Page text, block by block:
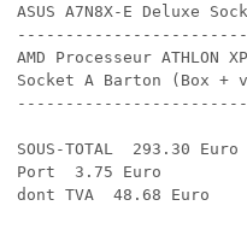
ASUS A7N8X-E Deluxe
AMD Processeur ATHLON
Socket A Barton (Box
SOUS-TOTAL  293.30
Port  3.75 Euro
dont TVA  48.68 Euro